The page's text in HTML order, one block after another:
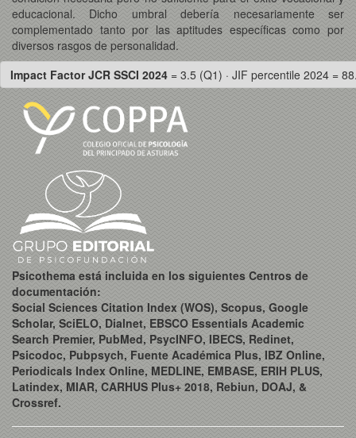
educacional. Dicho umbral debería necesariamente ser
complementado tanto por las aptitudes específicas como por
diversos rasgos de personalidad.
Impact Factor JCR SSCI 2024 = 3.5 (Q1) · JIF percentile 2024 =
Psicothema está incluida en los siguientes Centros de
documentación:
Social Sciences Citation Index (WOS), Scopus, Google
Scholar, SciELO, Dialnet, EBSCO Essentials Academic
Search Premier, PubMed, PsycINFO, IBECS, Redinet,
Psicodoc, Pubpsych, Fuente Académica Plus, IBZ Online,
Periodicals Index Online, MEDLINE, EMBASE, ERIH PLUS,
Latindex, MIAR, CARHUS Plus+ 2018, Rebiun, DOAJ, &
Crossref.